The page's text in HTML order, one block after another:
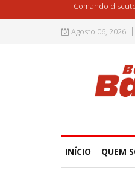
Comando
Agosto 06, 2026
INÍCIO QUEM